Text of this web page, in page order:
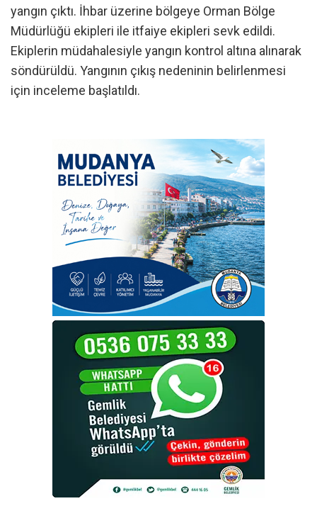
yangın çıktı. İhbar üzerine bölgeye Orman Bölge
Müdürlüğü ekipleri ile itfaiye ekipleri sevk edildi.
Ekiplerin müdahalesiyle yangın kontrol altına alınarak
söndürüldü. Yangının çıkış nedeninin belirlenmesi
için inceleme başlatıldı.